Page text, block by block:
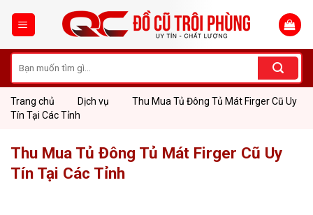
kiếm:
Trang chủ Dịch vụ
Thu Mua Tủ Đông Tủ Mát Firger Cũ Uy
Tín Tại Các Tỉnh
Thu Mua Tủ Đông Tủ Mát Firger Cũ Uy
Tín Tại Các Tỉnh